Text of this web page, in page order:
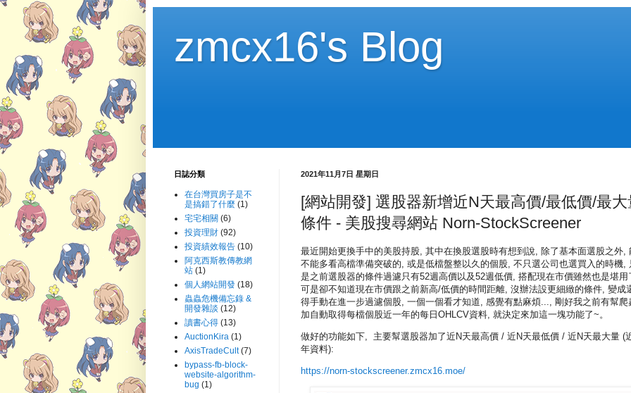
zmcx16's Blog
2021年11月7日 星期日
[網站開發] 選股器新增近N天最高價/最低價/最大
條件 - 美股搜尋網站 Norn-StockScreener
最近開始更換手中的美股持股, 其中在換股選股時有想到說, 除了基本面選股之外,
不能多看高檔準備突破的, 或是低檔盤整以久的個股, 不只選公司也選買入的時機,
是之前選股器的條件過濾只有52週高價以及52週低價, 搭配現在市價雖然也是堪用
可是卻不知道現在市價跟之前新高/低價的時間距離, 沒辦法設更細緻的條件, 變成
得手動在進一步過濾個股, 一個一個看才知道, 感覺有點麻煩..., 剛好我之前有幫爬
加自動取得每檔個股近一年的每日OHLCV資料, 就決定來加這一塊功能了~。
做好的功能如下, 主要幫選股器加了近N天最高價 / 近N天最低價 / 近N天最大量 (
年資料):
https://norn-stockscreener.zmcx16.moe/
日誌分類
在台灣買房子是不
是搞錯了什麼 (1)
宅宅相關 (6)
投資理財 (92)
投資績效報告 (10)
阿克西斯教傳教網
站 (1)
個人網站開發 (18)
蟲蟲危機備忘錄 &
開發雜談 (12)
讀書心得 (13)
AuctionKira (1)
AxisTradeCult (7)
bypass-fb-block-
website-algorithm-
bug (1)